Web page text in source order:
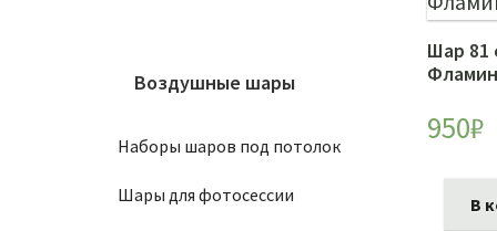
Шар 81
950₽
В
Воздушные шары
Наборы шаров под потолок
Шары для фотосессии